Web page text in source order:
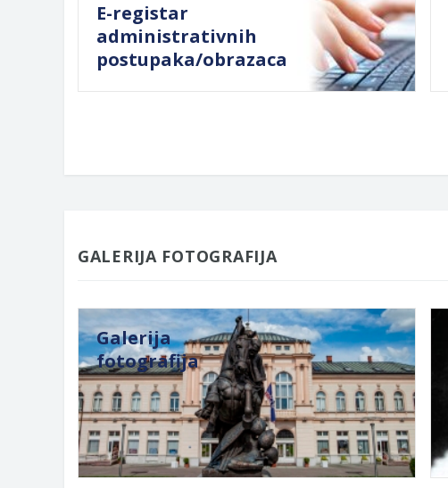
E-registar
administrativnih
postupaka/obrazaca
GALERIJA FOTOGRAFIJA
Galerija
fotografija